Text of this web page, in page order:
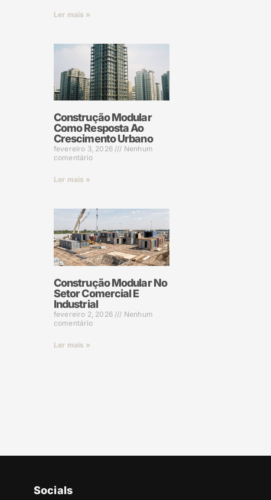
Ler mais »
Construção Modular
Como Resposta Ao
Crescimento Urbano
fevereiro 3, 2026
Nenhum
comentário
Ler mais »
Construção Modular No
Setor Comercial E
Industrial
fevereiro 2, 2026
Nenhum
comentário
Ler mais »
Socials